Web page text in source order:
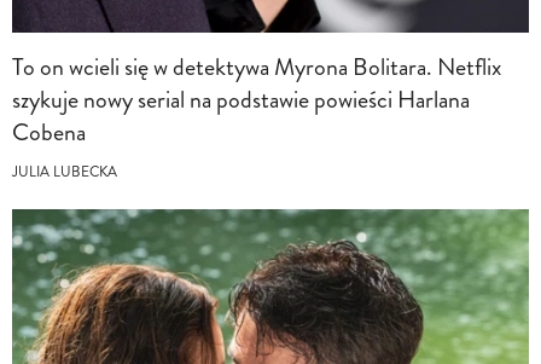
To on wcieli się w detektywa Myrona Bolitara. Netflix
szykuje nowy serial na podstawie powieści Harlana
Cobena
JULIA LUBECKA